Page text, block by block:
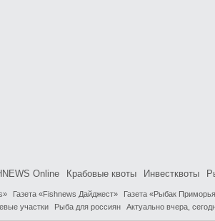
Online Крабовые квоты Инвестквоты
Газета «Fishnews Дайджест»
Газета «Рыбак
участки Рыба для россиян Актуально вчера,